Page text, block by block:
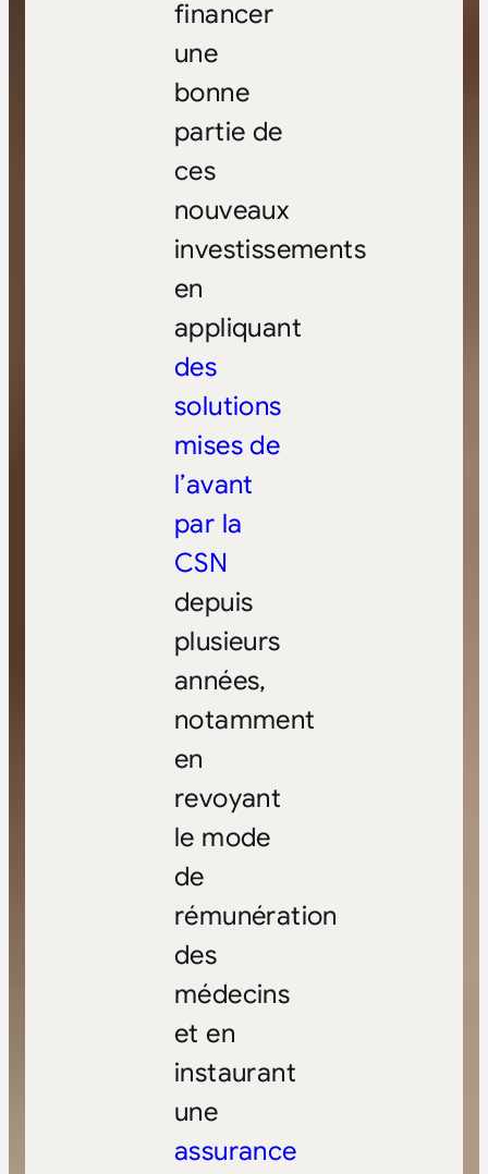
financer
une
bonne
partie de
ces
nouveaux
investissements
en
appliquant
des
solutions
mises de
l’avant
par la
CSN
depuis
plusieurs
années,
notamment
en
revoyant
le mode
de
rémunération
des
médecins
et en
instaurant
une
assurance